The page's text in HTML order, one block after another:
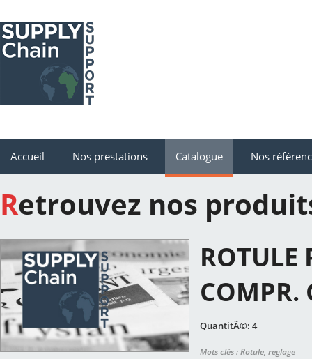
Accueil Nos prestations Catalogue Nos
Retrouvez nos
ROTULE
COMPR.
QuantitÃ©: 4
Mots clés : Rotule, reglage